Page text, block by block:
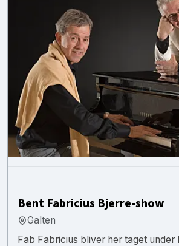
Bent Fabricius Bjerre-show
Galten
Fab Fabricius bliver her taget